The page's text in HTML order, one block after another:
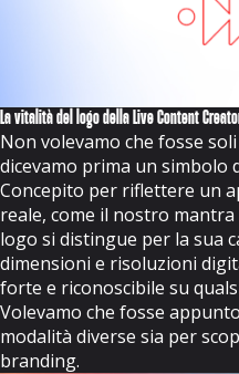
La vitalità del logo della Live Content
Non volevamo che fosse
dicevamo prima un simbolo
Concepito per riflettere un
reale, come il nostro
logo si distingue per la sua
dimensioni e risoluzioni
forte e riconoscibile su
Volevamo che fosse
modalità diverse sia per
branding.